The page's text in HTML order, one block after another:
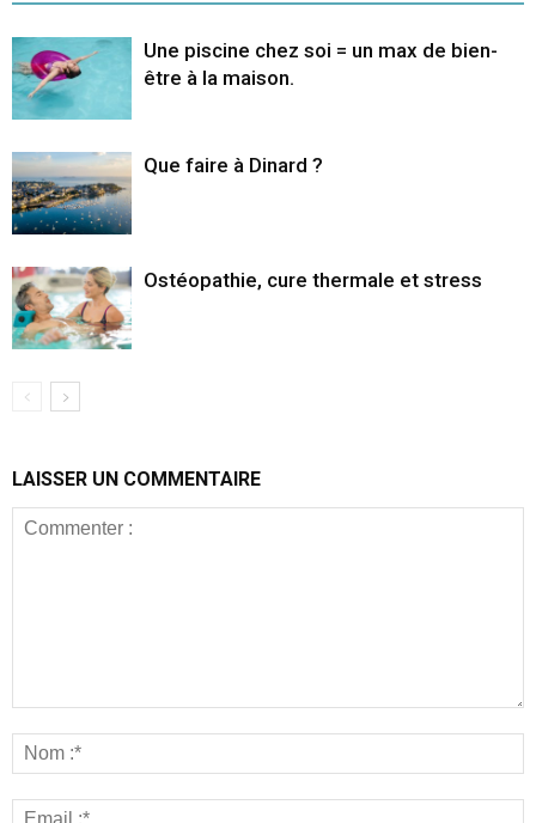
Une piscine chez soi = un max de bien-
être à la maison.
Que faire à Dinard ?
Ostéopathie, cure thermale et stress
LAISSER UN COMMENTAIRE